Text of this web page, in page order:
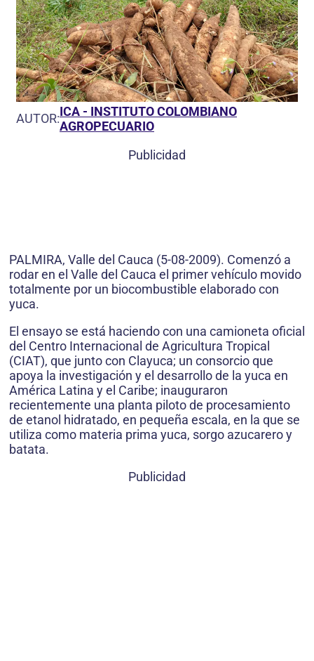
AUTOR:ICA - INSTITUTO COLOMBIANO
AGROPECUARIO
Publicidad
PALMIRA, Valle del Cauca (5-08-2009). Comenzó a
rodar en el Valle del Cauca el primer vehículo movido
totalmente por un biocombustible elaborado con
yuca.
El ensayo se está haciendo con una camioneta oficial
del Centro Internacional de Agricultura Tropical
(CIAT), que junto con Clayuca; un consorcio que
apoya la investigación y el desarrollo de la yuca en
América Latina y el Caribe; inauguraron
recientemente una planta piloto de procesamiento
de etanol hidratado, en pequeña escala, en la que se
utiliza como materia prima yuca, sorgo azucarero y
batata.
Publicidad